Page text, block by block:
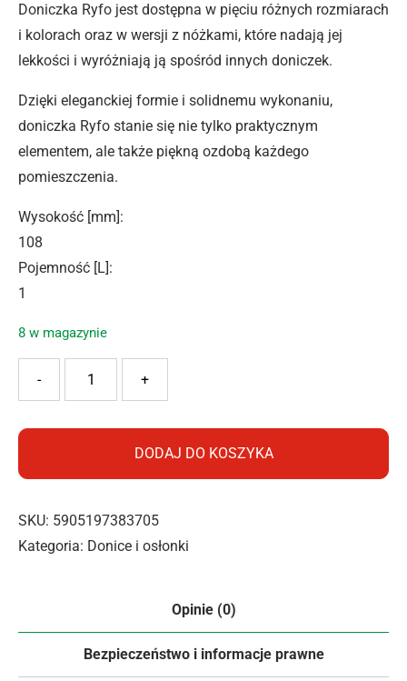
Doniczka Ryfo jest dostępna w pięciu różnych rozmiarach
i kolorach oraz w wersji z nóżkami, które nadają jej
lekkości i wyróżniają ją spośród innych doniczek.
Dzięki eleganckiej formie i solidnemu wykonaniu,
doniczka Ryfo stanie się nie tylko praktycznym
elementem, ale także piękną ozdobą każdego
pomieszczenia.
Wysokość [mm]:
108
Pojemność [L]:
1
8 w magazynie
ilość PROSPERPLAST DONICZKA RYFO 130
+
-
DODAJ DO KOSZYKA
SKU: 5905197383705
Kategoria: Donice i osłonki
Opinie (0)
Bezpieczeństwo i informacje prawne